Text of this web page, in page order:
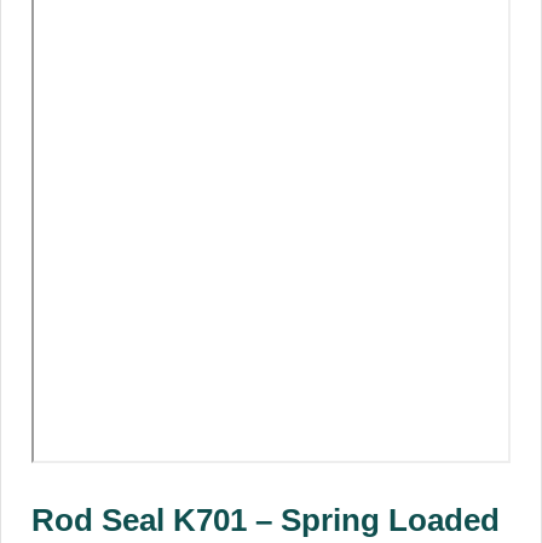
Rod Seal K701 – Spring Loaded